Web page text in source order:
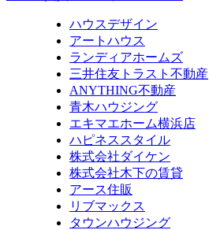
ハウスデザイン
アートハウス
ランディアホームズ
三井住友トラスト不動産
ANYTHING不動産
青木ハウジング
エキマエホーム横浜店
ハピネススタイル
株式会社ダイケン
株式会社木下の賃貸
アース住販
リブマックス
タウンハウジング